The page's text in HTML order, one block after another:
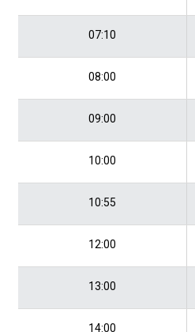
07:10
08:00
09:00
10:00
10:55
12:00
13:00
14:00